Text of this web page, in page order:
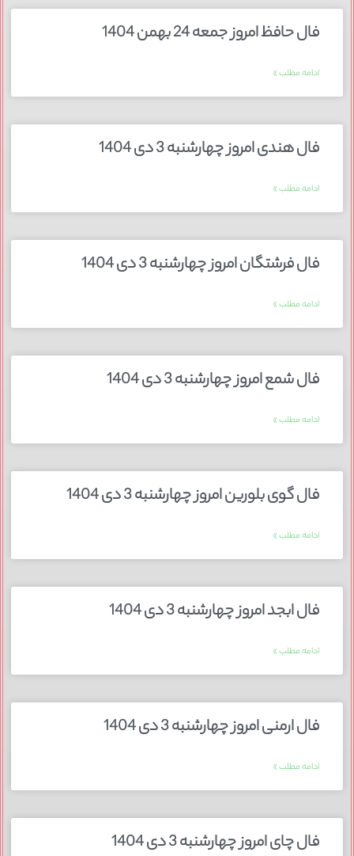
فال حافظ امروز جمعه 24 بهمن 1404
ادامه مطلب »
فال هندی امروز چهارشنبه 3 دی 1404
ادامه مطلب »
فال فرشتگان امروز چهارشنبه 3 دی 1404
ادامه مطلب »
فال شمع امروز چهارشنبه 3 دی 1404
ادامه مطلب »
فال گوی بلورین امروز چهارشنبه 3 دی 1404
ادامه مطلب »
فال ابجد امروز چهارشنبه 3 دی 1404
ادامه مطلب »
فال ارمنی امروز چهارشنبه 3 دی 1404
ادامه مطلب »
فال چای امروز چهارشنبه 3 دی 1404